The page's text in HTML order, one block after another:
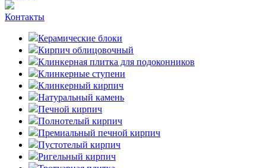
Контакты
Керамические блоки
Кирпич облицовочный
Клинкерная плитка для подоконников
Клинкерные ступени
Клинкерный кирпич
Натуральный камень
Печной кирпич
Полнотелый кирпич
Премиальный печной кирпич
Пустотелый кирпич
Ригельный кирпич